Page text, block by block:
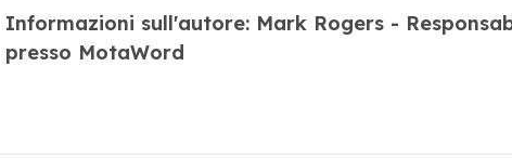
Informazioni sull'autore: Mark Rogers -
presso MotaWord